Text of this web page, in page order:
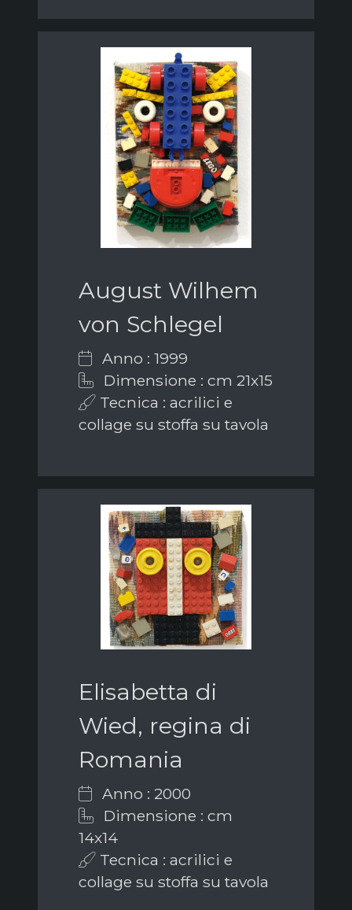
August Wilhem
von Schlegel
Anno : 1999
Dimensione : cm 21x15
Tecnica : acrilici e
collage su stoffa su tavola
Elisabetta di
Wied, regina di
Romania
Anno : 2000
Dimensione : cm
14x14
Tecnica : acrilici e
collage su stoffa su tavola